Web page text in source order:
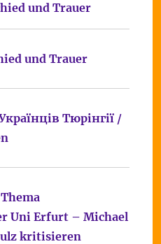
und Trauer
und Trauer
Тюрінгії /
Uni Erfurt – Michael
kritisieren